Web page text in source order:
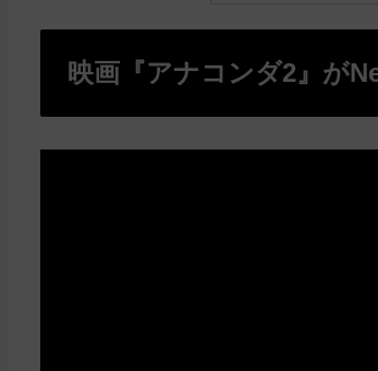
映画『アナコンダ2』が